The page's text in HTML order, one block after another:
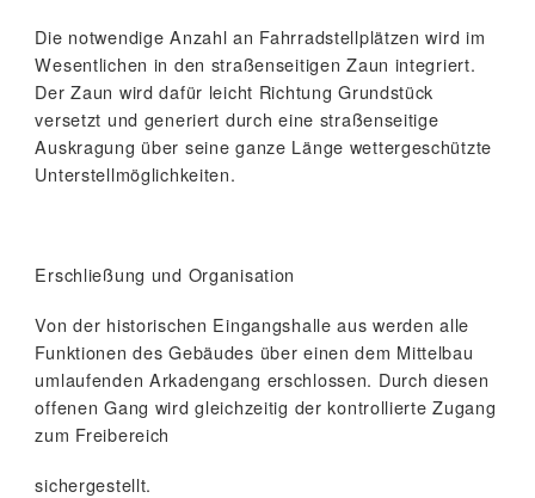
Die notwendige Anzahl an Fahrradstellplätzen wird im
Wesentlichen in den straßenseitigen Zaun integriert.
Der Zaun wird dafür leicht Richtung Grundstück
versetzt und generiert durch eine straßenseitige
Auskragung über seine ganze Länge wettergeschützte
Unterstellmöglichkeiten.
Erschließung und Organisation
Von der historischen Eingangshalle aus werden alle
Funktionen des Gebäudes über einen dem Mittelbau
umlaufenden Arkadengang erschlossen. Durch diesen
offenen Gang wird gleichzeitig der kontrollierte Zugang
zum Freibereich
sichergestellt.